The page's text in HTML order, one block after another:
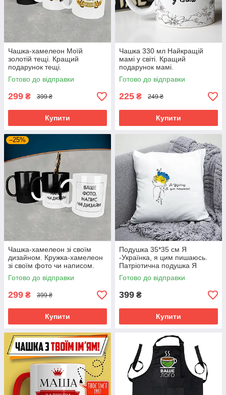
Чашка-хамелеон Моїй
золотій тещі. Кращий
подарунок тещі.
Готово до відправки
299 ₴ 399 ₴
Купити
Чашка 330 мл Найкращій
мамі у світі. Кращий
подарунок мамі.
Готово до відправки
225 ₴ 249 ₴
Купити
–25%
Чашка-хамелеон зі своїм
дизайном. Кружка-хамелеон
зі своїм фото чи написом.
Готово до відправки
299 ₴ 399 ₴
Купити
Подушка 35*35 см Я
-Українка, я цим пишаюсь.
Патріотична подушка Я
-Українка, я цим пишаюсь.
Готово до відправки
399 ₴
Купити